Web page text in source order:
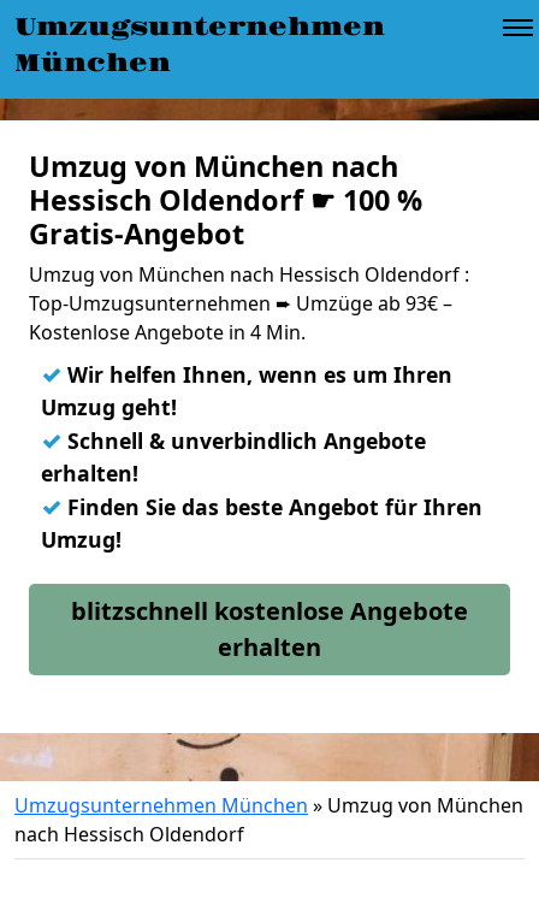
Umzugsunternehmen
München
Umzug von München nach
Hessisch Oldendorf ☛ 100 %
Gratis-Angebot
Umzug von München nach Hessisch Oldendorf :
Top-Umzugsunternehmen ➨ Umzüge ab 93€ –
Kostenlose Angebote in 4 Min.
✓ Wir helfen Ihnen, wenn es um Ihren
Umzug geht!
✓ Schnell & unverbindlich Angebote
erhalten!
✓ Finden Sie das beste Angebot für Ihren
Umzug!
blitzschnell kostenlose Angebote
erhalten
Umzugsunternehmen München » Umzug von München
nach Hessisch Oldendorf